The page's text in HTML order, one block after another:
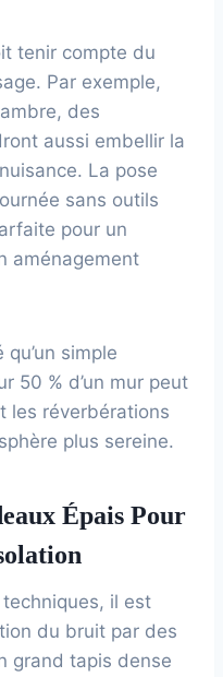
tenir compte du
Par exemple,
des
aussi embellir la
La pose
sans outils
pour un
aménagement
simple
50 % d’un mur peut
les réverbérations
plus sereine.
Épais Pour
il est
du bruit par des
grand tapis dense